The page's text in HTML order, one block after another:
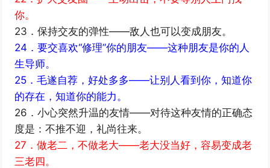
你。
23．保持交友的弹性——敌人也可以变成朋友。
24．要交喜欢“修理”你的朋友——这种朋友是你的人
生导师。
25．毛遂自荐，好处多多——让别人看到你，知道你
的存在，知道你的能力。
26．小心突然升温的友情——对待这种友情的正确态
度是：不推不迎，礼尚往来。
27．做老二，不做老大——老大没当好，容易变成老
三老四。